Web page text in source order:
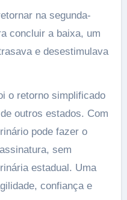
na segunda-
concluir a baixa, um
e desestimulava
o retorno simplificado
outros estados. Com
pode fazer o
sem
estadual. Uma
confiança e